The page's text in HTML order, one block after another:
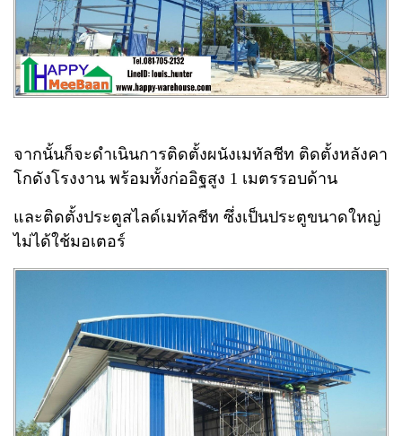
จากนั้นก็จะดำเนินการติดตั้งผนังเมทัลชีท ติดตั้งหลังคา
โกดังโรงงาน พร้อมทั้งก่ออิฐสูง 1 เมตรรอบด้าน
และติดตั้งประตูสไลด์เมทัลชีท ซึ่งเป็นประตูขนาดใหญ่
ไม่ได้ใช้มอเตอร์